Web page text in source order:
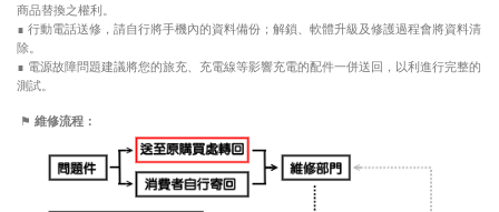
商品替換之權利。
∎ 行動電話送修，請自行將手機內的資料備份；解鎖、軟體升級及修護過程會將資料清
除。
∎ 電源故障問題建議將您的旅充、充電線等影響充電的配件一併送回，以利進行完整的
測試。
⚑ 維修流程：